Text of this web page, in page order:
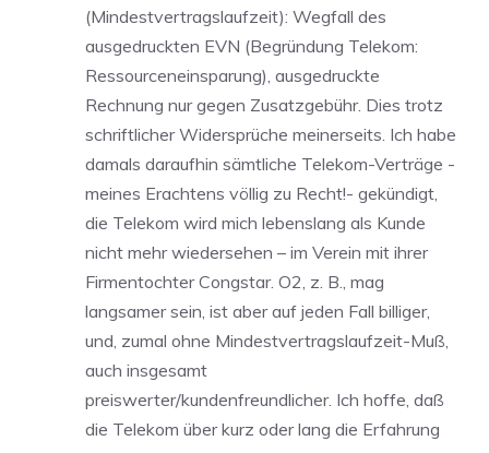
(Mindestvertragslaufzeit): Wegfall des
ausgedruckten EVN (Begründung Telekom:
Ressourceneinsparung), ausgedruckte
Rechnung nur gegen Zusatzgebühr. Dies trotz
schriftlicher Widersprüche meinerseits. Ich habe
damals daraufhin sämtliche Telekom-Verträge -
meines Erachtens völlig zu Recht!- gekündigt,
die Telekom wird mich lebenslang als Kunde
nicht mehr wiedersehen – im Verein mit ihrer
Firmentochter Congstar. O2, z. B., mag
langsamer sein, ist aber auf jeden Fall billiger,
und, zumal ohne Mindestvertragslaufzeit-Muß,
auch insgesamt
preiswerter/kundenfreundlicher. Ich hoffe, daß
die Telekom über kurz oder lang die Erfahrung